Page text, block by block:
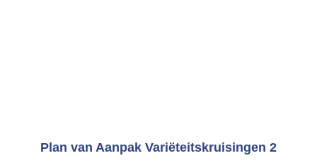
Plan van Aanpak Variëteitskruisingen 2